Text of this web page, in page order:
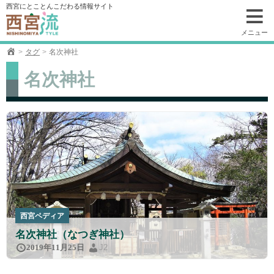
コ
ン
テ
ン
ツ
動
西宮にとことんこだわる情報サイト
メニュー
タグ 名次神社
名次神社
西宮ペディア
名次神社（なつぎ神社）
2019年11月25日 J2